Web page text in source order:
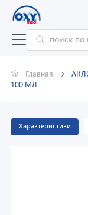
Главная
100 МЛ
Характеристики